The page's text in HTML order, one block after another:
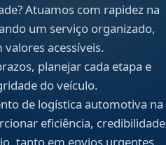
Atuamos com rapidez na
um serviço organizado,
acessíveis.
planejar cada etapa e
do veículo.
de logística automotiva na
eficiência, credibilidade